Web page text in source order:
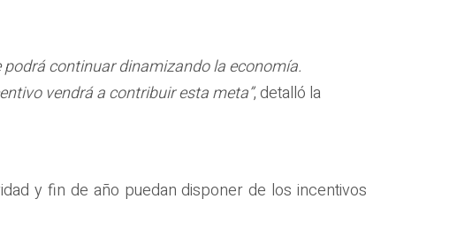
continuar dinamizando la economía.
vendrá a contribuir esta meta”, detalló la
y fin de año puedan disponer de los incentivos